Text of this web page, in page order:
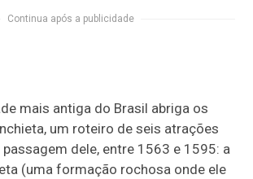
Continua após a publicidade
mais antiga do Brasil abriga os
um roteiro de seis atrações
dele, entre 1563 e 1595: a
(uma formação rochosa onde ele